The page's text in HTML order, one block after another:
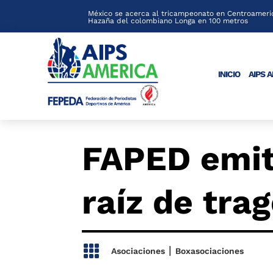
México se acerca al tricampeonato en
Hazaña del colombiano Longa en 100 metros
INICIO AIPS
FAPED
raíz de
 Asociaciones| Boxasociaciones